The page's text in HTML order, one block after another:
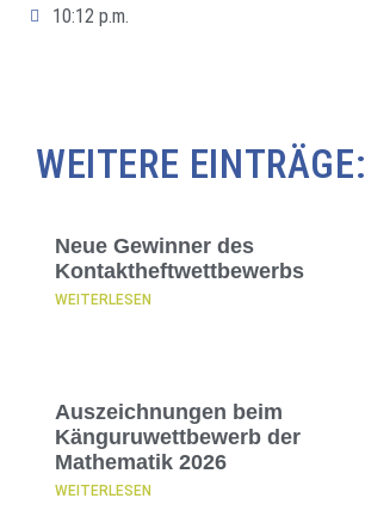
10:12 p.m.
WEITERE EINTRÄGE:
Neue Gewinner des
Kontaktheftwettbewerbs
WEITERLESEN
Auszeichnungen beim
Känguruwettbewerb der
Mathematik 2026
WEITERLESEN